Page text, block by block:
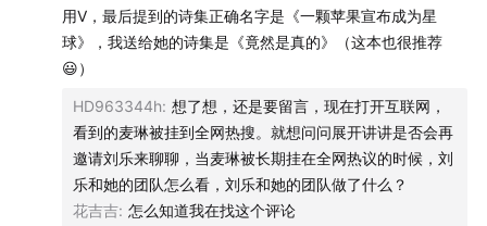
的议题探索不是向前走，而是向四面八方走。和节目呈现
的高敏破碎感不同，刘乐是一个非常快乐、能量极高的
人。和她相处，会有一种“平稳落地”的奇妙体感，并且这
种能量还带来了持久的感染力，“被E人鼓舞到了，要勇敢
一点，鲁莽一点”，我们带着这样的感受进入了2024。
用V，最后提到的诗集正确名字是《一颗苹果宣布成为星
球》，我送给她的诗集是《竟然是真的》（这本也很推荐
😃）
HD963344h: 想了想，还是要留言，现在打开互联网，
看到的麦琳被挂到全网热搜。就想问问展开讲讲是否会再
邀请刘乐来聊聊，当麦琳被长期挂在全网热议的时候，刘
乐和她的团队怎么看，刘乐和她的团队做了什么？
花吉吉: 怎么知道我在找这个评论